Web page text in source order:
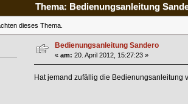
Thema: Bedienungsanleitung
dieses Thema.
Bedienungsanleitung Sandero
« am: 20. April 2012, 15:27:23 »
Hat jemand zufällig die Bedienungsanleitung